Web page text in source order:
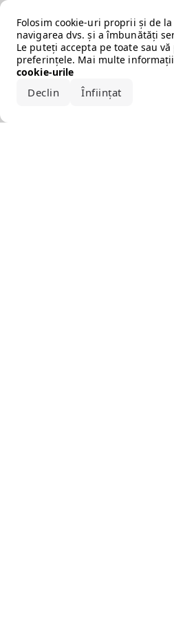
Folosim cookie-uri proprii și de
navigarea dvs. și a îmbunătăți
Le puteți accepta pe toate sau
preferințele. Mai multe
cookie-urile
Declin Înființat
Error